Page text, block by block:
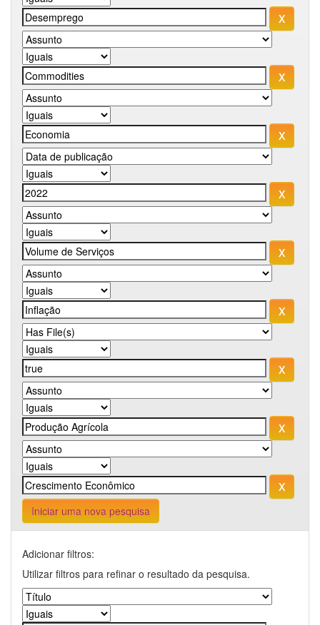
Iniciar uma nova pesquisa
Adicionar filtros:
Utilizar filtros para refinar o resultado da pesquisa.